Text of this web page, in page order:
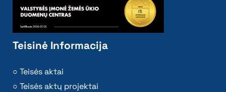
Teisinė Informacija
Teisės aktai
Teisės aktų projektai